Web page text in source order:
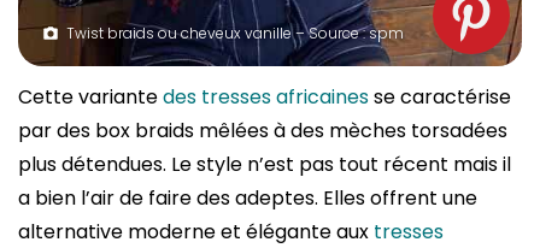
Twist braids ou cheveux vanille – Source : spm
Cette variantedes tresses africainesse caractérise
par des box braids mêlées à des mèches torsadées
plus détendues. Le style n’est pas tout récent mais il
a bien l’air de faire des adeptes. Elles offrent une
alternative moderne et élégante aux tresses